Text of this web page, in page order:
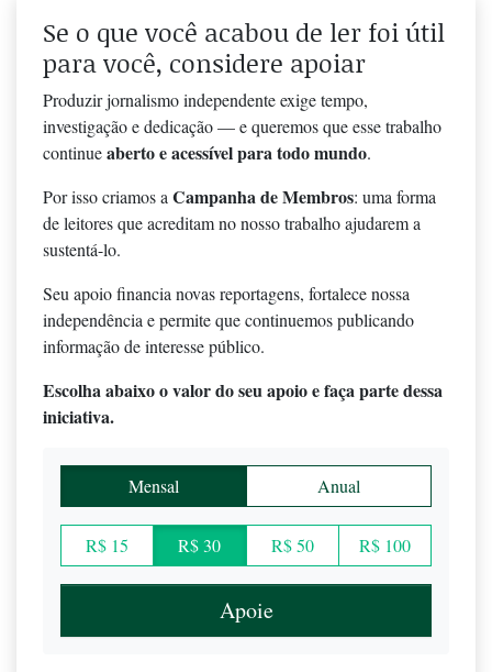
Se o que você acabou de ler foi útil
para você, considere apoiar
Produzir jornalismo independente exige tempo,
investigação e dedicação — e queremos que esse trabalho
continueaberto e acessível para todo mundo.
Por isso criamos aCampanha de Membros: uma forma
de leitores que acreditam no nosso trabalho ajudarem a
sustentá-lo.
Seu apoio financia novas reportagens, fortalece nossa
independência e permite que continuemos publicando
informação de interesse público.
Escolha abaixo o valor do seu apoio e faça parte dessa
iniciativa.
Mensal Anual
R$ 15 R$ 30 R$ 50 R$ 100
Apoie